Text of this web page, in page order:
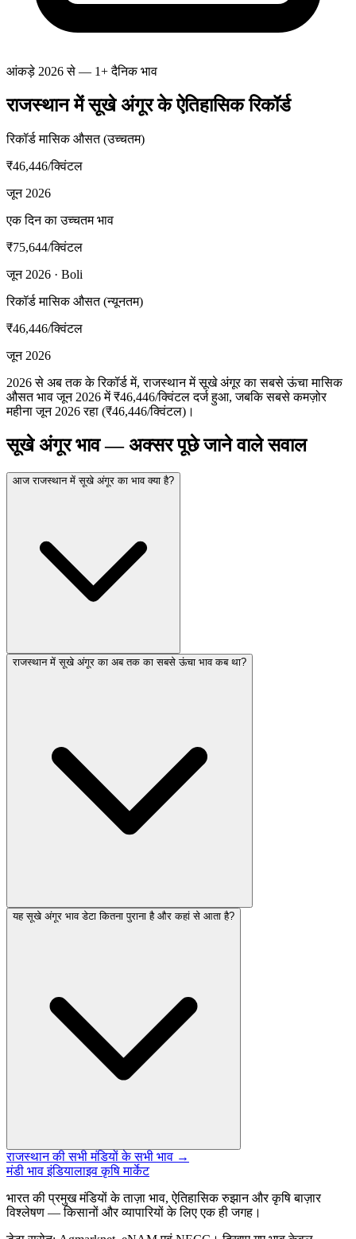
आंकड़े 2026 से — 1+ दैनिक भाव
राजस्थान में सूखे अंगूर के ऐतिहासिक रिकॉर्ड
रिकॉर्ड मासिक औसत (उच्चतम)
₹46,446/क्विंटल
जून 2026
एक दिन का उच्चतम भाव
₹75,644/क्विंटल
जून 2026 · Boli
रिकॉर्ड मासिक औसत (न्यूनतम)
₹46,446/क्विंटल
जून 2026
2026 से अब तक के रिकॉर्ड में, राजस्थान में सूखे अंगूर का सबसे ऊंचा मासिक
औसत भाव जून 2026 में ₹46,446/क्विंटल दर्ज हुआ, जबकि सबसे कमज़ोर
महीना जून 2026 रहा (₹46,446/क्विंटल)।
सूखे अंगूर भाव — अक्सर पूछे जाने वाले सवाल
आज राजस्थान में सूखे अंगूर का भाव क्या है?
राजस्थान में सूखे अंगूर का अब तक का सबसे ऊंचा भाव कब था?
यह सूखे अंगूर भाव डेटा कितना पुराना है और कहां से आता है?
राजस्थान की सभी मंडियों के सभी भाव →
मंडी भाव इंडियालाइव कृषि मार्केट
भारत की प्रमुख मंडियों के ताज़ा भाव, ऐतिहासिक रुझान और कृषि बाज़ार
विश्लेषण — किसानों और व्यापारियों के लिए एक ही जगह।